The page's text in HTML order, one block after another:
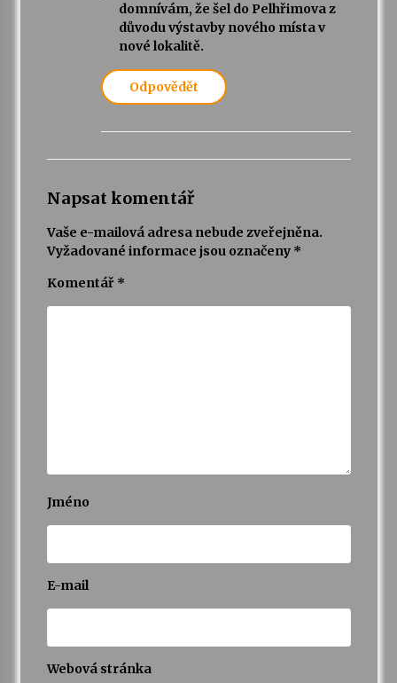
domnívám, že šel do Pelhřimova z
důvodu výstavby nového místa v
nové lokalitě.
Odpovědět
Napsat komentář
Vaše e-mailová adresa nebude zveřejněna.
Vyžadované informace jsou označeny *
Komentář *
Jméno
E-mail
Webová stránka